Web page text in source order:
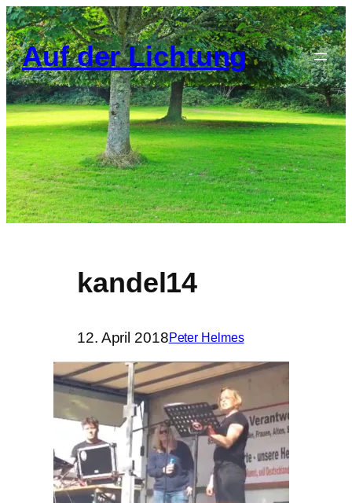
Zum
Inhalt
springen
Auf der Lichtung
kandel14
12. April 2018Peter Helmes